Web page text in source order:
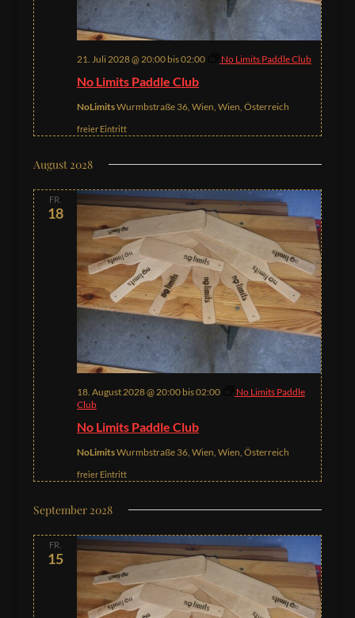
No Limits Paddle Club
21. Juli 2028 @ 20:00bis02:00 No Limits Paddle Club
NoLimitsWurmbstraße 36, Wien, Wien, Österreich
freier Eintritt
August 2028
FR.
18
No Limits Paddle Club
18. August 2028 @ 20:00bis02:00
No Limits Paddle
Club
NoLimitsWurmbstraße 36, Wien, Wien, Österreich
freier Eintritt
September 2028
FR.
15